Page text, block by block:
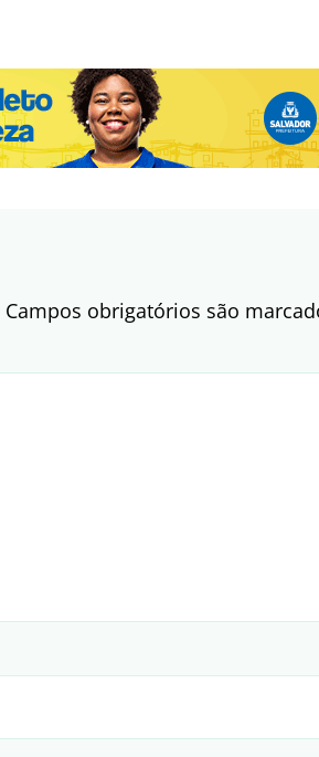
Campos obrigatórios são